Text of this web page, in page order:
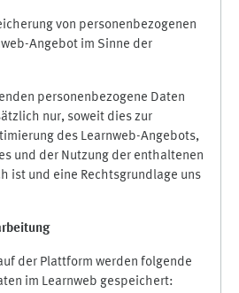
von personenbezogenen
Angebot im Sinne der
personenbezogene Daten
nur, soweit dies zur
des Learnweb-Angebots,
und der Nutzung der enthaltenen
ist und eine Rechtsgrundlage uns
der Plattform werden folgende
im Learnweb gespeichert: